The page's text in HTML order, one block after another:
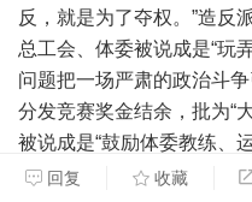
反，就是为了夺权。”造反
总工会、体委被说成是“玩
问题把一场严肃的政治斗
分发竞赛奖金结余，批为“
被说成是“鼓励体委教练、
本系统激烈的两条路线的
回复 收藏